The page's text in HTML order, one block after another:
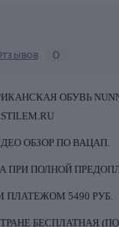
0
ОБУВЬ NUNN
ОБЗОР ПО ВАЦАП.
ПРИ ПОЛНОЙ
5490 РУБ.
БЕСПЛАТНАЯ